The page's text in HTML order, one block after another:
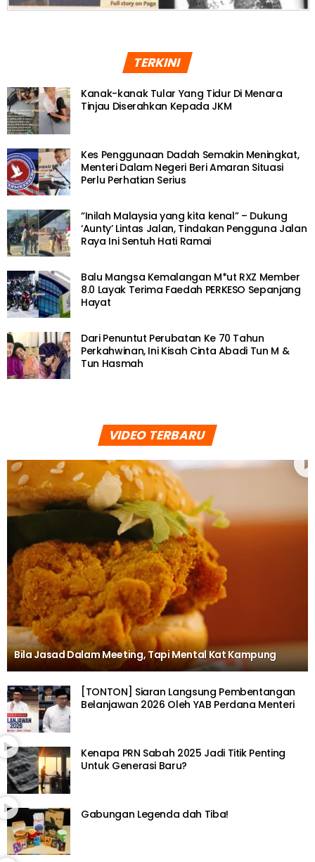
TERKINI
Kanak-kanak Tular Yang Tidur Di Menara
Tinjau Diserahkan Kepada JKM
Kes Penggunaan Dadah Semakin Meningkat,
Menteri Dalam Negeri Beri Amaran Situasi
Perlu Perhatian Serius
“Inilah Malaysia yang kita kenal” – Dukung
‘Aunty’ Lintas Jalan, Tindakan Pengguna Jalan
Raya Ini Sentuh Hati Ramai
Balu Mangsa Kemalangan M*ut RXZ Member
8.0 Layak Terima Faedah PERKESO Sepanjang
Hayat
Dari Penuntut Perubatan Ke 70 Tahun
Perkahwinan, Ini Kisah Cinta Abadi Tun M &
Tun Hasmah
VIDEO TERBARU
Bila Jasad Dalam Meeting, Tapi Mental Kat Kampung
[TONTON] Siaran Langsung Pembentangan
Belanjawan 2026 Oleh YAB Perdana Menteri
Kenapa PRN Sabah 2025 Jadi Titik Penting
Untuk Generasi Baru?
Gabungan Legenda dah Tiba!